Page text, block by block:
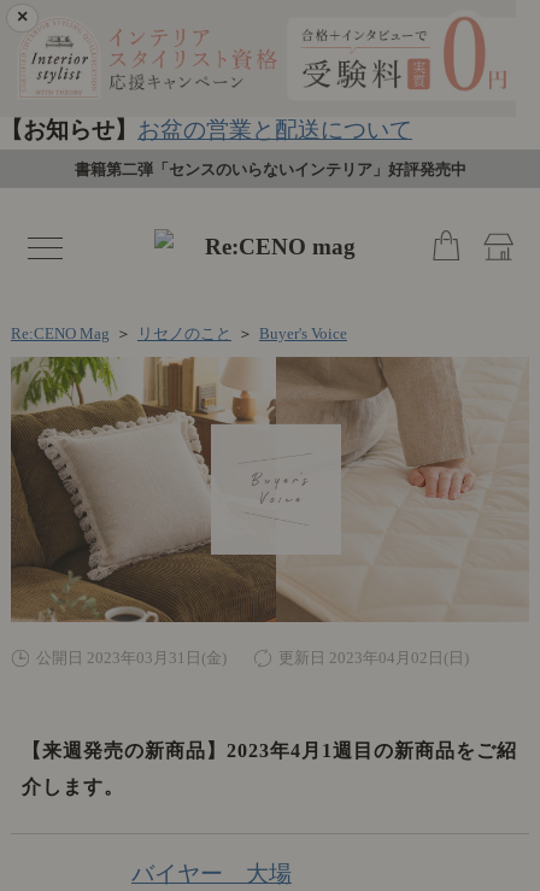
×
【お知らせ】 お盆の営業と配送について
書籍第二弾「センスのいらないインテリア」好評発売中
toggle
navigation
Re:CENO Mag ＞ リセノのこと ＞ Buyer's Voice
公開日 2023年03月31日(金) 更新日 2023年04月02日(日)
【来週発売の新商品】2023年4月1週目の新商品をご紹
介します。
バイヤー 大場